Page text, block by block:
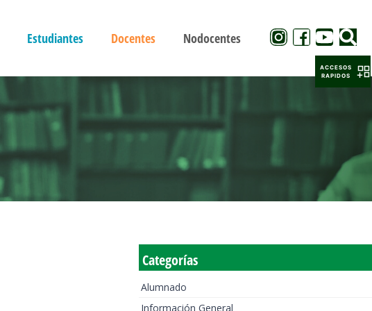
Estudiantes Docentes Nodocentes
Categorías
Alumnado
Información General
ACCESOS
RAPIDOS